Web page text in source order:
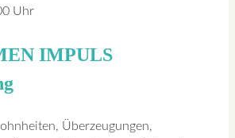
Uhr
IMPULS
Überzeugungen,